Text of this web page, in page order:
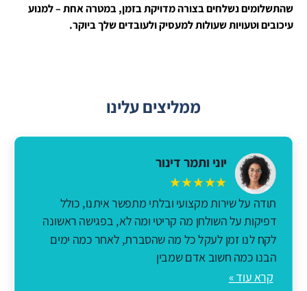
שהתשלומים נשלחים בצורה מדויקת בזמן, במטרה אחת – למנוע
עיכובים וטעויות שעולות למעסיק ולעובדים שלך ביוקר.
ממליצים עלינו
יוני ותמר דינור
★★★★★
תודה על שירות מקצועי ובלתי מתפשר איתנו, כולל
דפיקות על השולחן מה קריטי ומה לא, בפגישה ראשונה
לקח לנו זמן לעקל כל מה שהסברת, לאחר כמה ימים
הבנו כמה חשוב אדם שמבין
קרא עוד »
לירן וג'ני זיו
★★★★★
הגענו אליך אחרי שהחלפנו במרוצת השנים מספר סוכנים